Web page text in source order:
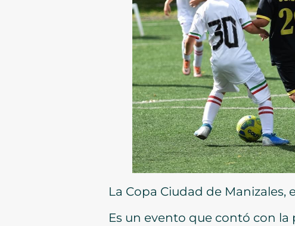
La Copa Ciudad de
Es un evento que contó con